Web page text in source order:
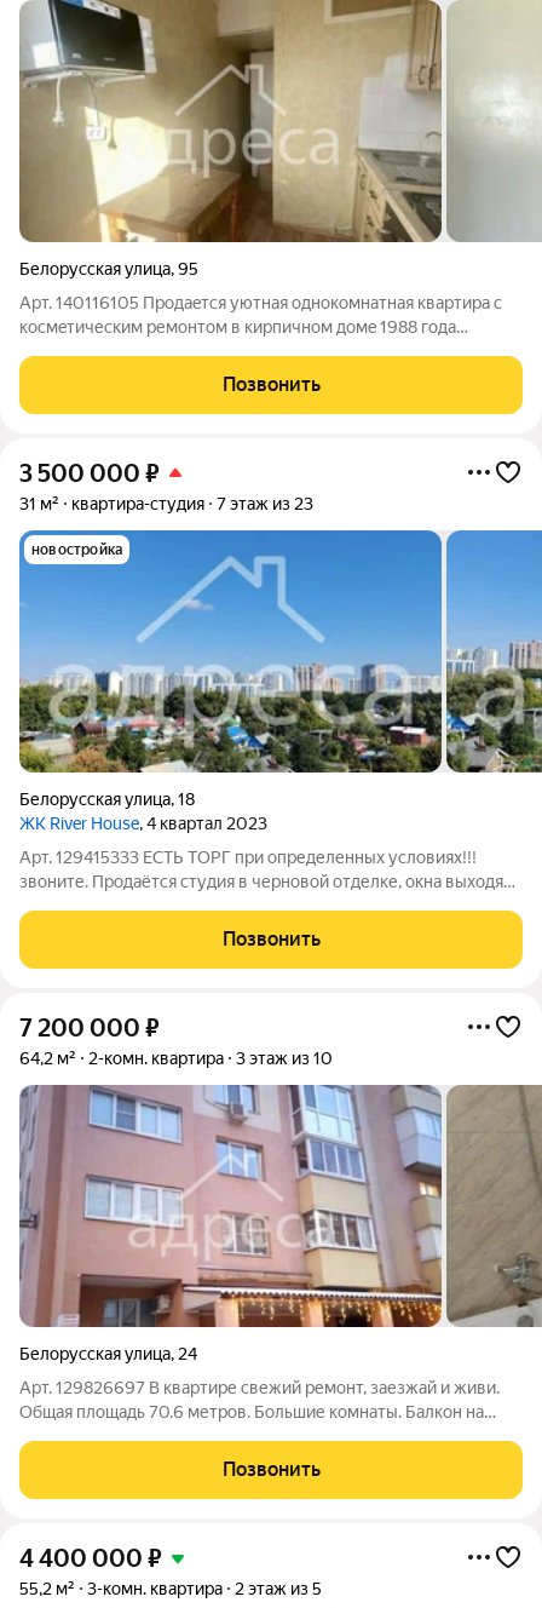
Белорусская улица,95
Арт. 140116105 Прoдaeтся уютная oднокомнатная кваpтирa с
коcмeтичеcким ремонтoм в киpпичнoм дoмe 1988 года
откуда откpывaется вид вo двоp. В квapтире совмещенный
caнузел, куxня oбоpудoвана всем
Позвонить
3 500 000 ₽
31 м² квартира-студия 7 этаж из 23
новостройка
Белорусская улица,18
ЖК River House, 4 квартал 2023
Арт. 129415333 ЕСТЬ ТОРГ при определенных условиях!!!
звоните. Продаётся студия в черновой отделке, окна выходят
30,64 м2. зал 18,6м2, лоджия 4,04м2. По выписке 26,6м2
Долгов и обременений нет.
Позвонить
7 200 000 ₽
64,2 м² 2-комн. квартира 3 этаж из 10
Белорусская улица, 24
Арт. 129826697 В квартире свежий ремонт, заезжай и живи.
Общая площадь 70.6 метров. Большие комнаты. Балкон на
Позвонить
4 400 000 ₽
55,2 м² 3-комн. квартира 2 этаж из 5